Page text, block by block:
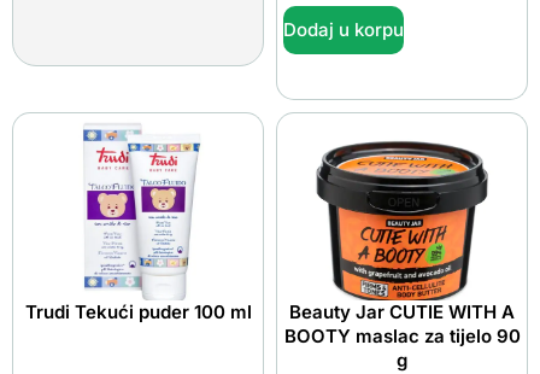
Dodaj u korpu
Trudi Tekući puder 100 ml
Beauty Jar CUTIE WITH A
BOOTY maslac za tijelo 90
g